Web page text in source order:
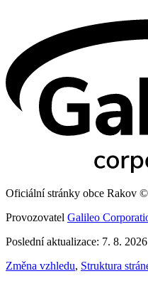
Oficiální stránky obce Rakov
Provozovatel Galileo
Poslední aktualizace: 7. 8. 2026
Změna vzhledu, Struktura